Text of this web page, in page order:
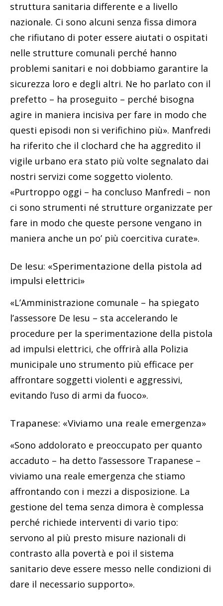
struttura sanitaria differente e a livello
nazionale. Ci sono alcuni senza fissa dimora
che rifiutano di poter essere aiutati o ospitati
nelle strutture comunali perché hanno
problemi sanitari e noi dobbiamo garantire la
sicurezza loro e degli altri. Ne ho parlato con il
prefetto – ha proseguito – perché bisogna
agire in maniera incisiva per fare in modo che
questi episodi non si verifichino più». Manfredi
ha riferito che il clochard che ha aggredito il
vigile urbano era stato più volte segnalato dai
nostri servizi come soggetto violento.
«Purtroppo oggi – ha concluso Manfredi – non
ci sono strumenti né strutture organizzate per
fare in modo che queste persone vengano in
maniera anche un po’ più coercitiva curate».
De Iesu: «Sperimentazione della pistola ad
impulsi elettrici»
«L’Amministrazione comunale – ha spiegato
l’assessore De Iesu – sta accelerando le
procedure per la sperimentazione della pistola
ad impulsi elettrici, che offrirà alla Polizia
municipale uno strumento più efficace per
affrontare soggetti violenti e aggressivi,
evitando l’uso di armi da fuoco».
Trapanese: «Viviamo una reale emergenza»
«Sono addolorato e preoccupato per quanto
accaduto – ha detto l’assessore Trapanese –
viviamo una reale emergenza che stiamo
affrontando con i mezzi a disposizione. La
gestione del tema senza dimora è complessa
perché richiede interventi di vario tipo:
servono al più presto misure nazionali di
contrasto alla povertà e poi il sistema
sanitario deve essere messo nelle condizioni di
dare il necessario supporto».